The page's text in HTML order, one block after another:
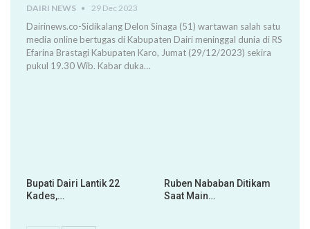
DAIRI NEWS 29 Dec 2023
Dairinews.co-Sidikalang Delon Sinaga (51) wartawan salah satu
media online bertugas di Kabupaten Dairi meninggal dunia di RS
Efarina Brastagi Kabupaten Karo, Jumat (29/12/2023) sekira
pukul 19.30 Wib. Kabar duka…
Bupati Dairi Lantik 22
Kades,…
Ruben Nababan Ditikam
Saat Main…